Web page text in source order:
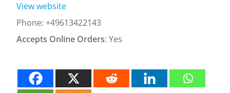
View website
Phone: +49613422143
Accepts Online Orders: Yes